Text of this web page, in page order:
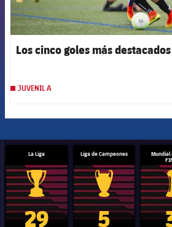
Los cinco goles más
JUVENIL A
La Liga
Trofeo de La Liga
29
Liga de Campeones
Trofeo de la Liga
5
Mundial